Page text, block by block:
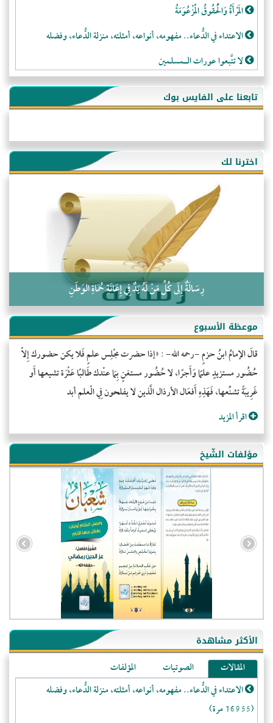
المَرْأَةُ وَالْحُقُوقُ الْمَزْعُوَمَةُ
الاعتداء في الدُّعاء.. مفهومه، أنواعه، أمثلته، منزلة الدُّعاء، وفضله
لا تتَّبعوا عورات الـمسلمين
فقه النَّصيحة عند الصَّحابة الكرام رضي الله عنهم
لَا عِزَّةَ إِلَّا بِالإِسْلَامِ
هذه سبيلنا فماذا تنقمون؟!
أُسُـسُ بَـيْـتِ الـمُسْـلِمِ
التَّعْلِيمُ القُرْآنِي
كلمة إلى إخواني السلفيين في الجزائر
تابعنا على الفايس بوك
اخترنا لك
رِسَالَةٌ إِلَى كُلِّ مَنْ لَهُ يَدٌ فِي إِعَانَةِ حُمَاةِ الوَطَنِ
موعظة الأسبوع
قالَ الإمامُ ابنُ حزمٍ -رحمه الله- : «إذا حضرت مجْلِس علمٍ فَلا يكن حضورك إِلاّ
حُضُور مستزيدٍ علمًا وَأَجرًا، لا حُضُور مستغنٍ بِمَا عنْدك طَالبًا عَثْرَة تشيعها أَو
غَرِيبَةً تشنِّعها، فَهَذِهِ أَفعَال الأرذال الَّذين لا يفلحون فِي الْعلم أبد
اقرأ المزيد
مؤلفات الشّيخ
الأكثر مشاهدة
المقالات الصوتيات
المؤلفات
الاعتداء في الدُّعاء.. مفهومه، أنواعه، أمثلته، منزلة الدُّعاء، وفضله
(16955 مرة)
- الولايات المتحدة (71786)
- فيتنام (21371)
-غير معروف (20582)
- الصين (10571)
- كندا (10198)
- فرنسا (9044)